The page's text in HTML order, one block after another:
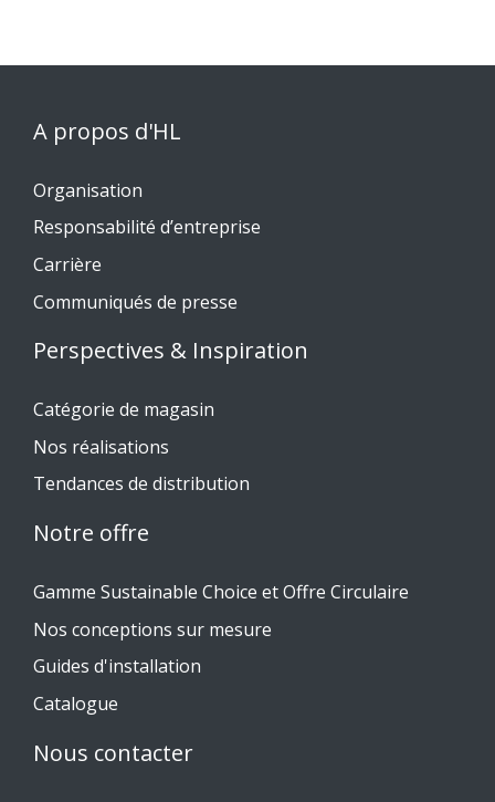
A propos d'HL
Organisation
Responsabilité d’entreprise
Carrière
Communiqués de presse
Perspectives & Inspiration
Catégorie de magasin
Nos réalisations
Tendances de distribution
Notre offre
Gamme Sustainable Choice et Offre Circulaire
Nos conceptions sur mesure
Guides d'installation
Catalogue
Nous contacter